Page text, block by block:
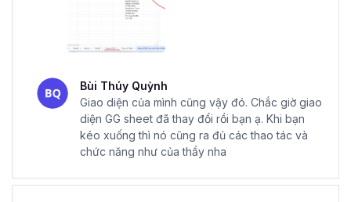
Bùi Thúy Quỳnh
Giao diện của mình cũng vậy đó. Chắc giờ giao
diện GG sheet đã thay đổi rồi bạn ạ. Khi bạn
kéo xuống thì nó cũng ra đủ các thao tác và
chức năng như của thầy nha